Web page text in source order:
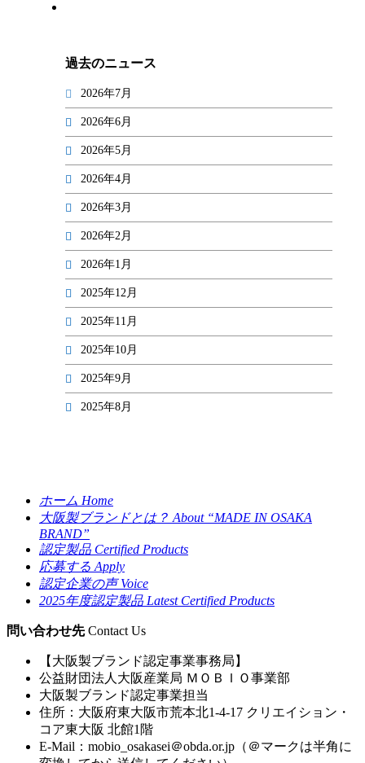
過去のニュース
2026年7月
2026年6月
2026年5月
2026年4月
2026年3月
2026年2月
2026年1月
2025年12月
2025年11月
2025年10月
2025年9月
2025年8月
ホーム Home
大阪製ブランドとは？ About “MADE IN OSAKA
BRAND”
認定製品 Certified Products
応募する Apply
認定企業の声 Voice
2025年度認定製品 Latest Certified Products
問い合わせ先 Contact Us
【大阪製ブランド認定事業事務局】
公益財団法人大阪産業局 ＭＯＢＩＯ事業部
大阪製ブランド認定事業担当
住所：大阪府東大阪市荒本北1-4-17 クリエイション・
コア東大阪 北館1階
E-Mail： mobio_osakasei＠obda.or.jp （＠マークは半角に